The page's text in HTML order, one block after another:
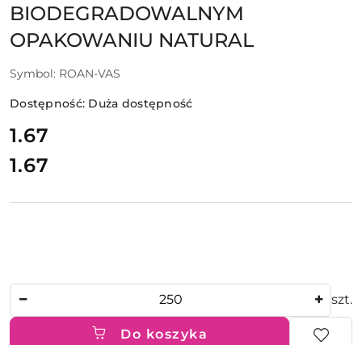
BIODEGRADOWALNYM
OPAKOWANIU NATURAL
Symbol: ROAN-VAS
Dostępność: Duża dostępność
cena:
1.67
Cena:
1.67
szt.
Do koszyka